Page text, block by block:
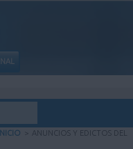
INICIO > ANUNCIOS Y EDICTOS DEL